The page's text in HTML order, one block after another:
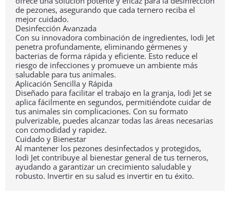
de pezones, asegurando que cada ternero reciba el
mejor cuidado.
Desinfección Avanzada
Con su innovadora combinación de ingredientes, Iodi Jet
penetra profundamente, eliminando gérmenes y
bacterias de forma rápida y eficiente. Esto reduce el
riesgo de infecciones y promueve un ambiente más
saludable para tus animales.
Aplicación Sencilla y Rápida
Diseñado para facilitar el trabajo en la granja, Iodi Jet se
aplica fácilmente en segundos, permitiéndote cuidar de
tus animales sin complicaciones. Con su formato
pulverizable, puedes alcanzar todas las áreas necesarias
con comodidad y rapidez.
Cuidado y Bienestar
Al mantener los pezones desinfectados y protegidos,
Iodi Jet contribuye al bienestar general de tus terneros,
ayudando a garantizar un crecimiento saludable y
robusto. Invertir en su salud es invertir en tu éxito.